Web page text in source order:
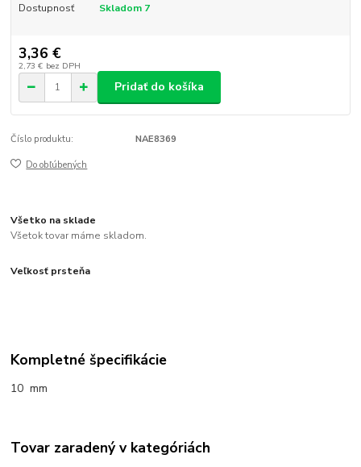
Dostupnosť Skladom 7
3,36 €
2,73 € bez DPH
Pridať do košíka
Číslo produktu: NAE8369
Do obľúbených
Všetko na sklade
Všetok tovar máme skladom.
Veľkosť prsteňa
Kompletné špecifikácie
10 mm
Tovar zaradený v kategóriách